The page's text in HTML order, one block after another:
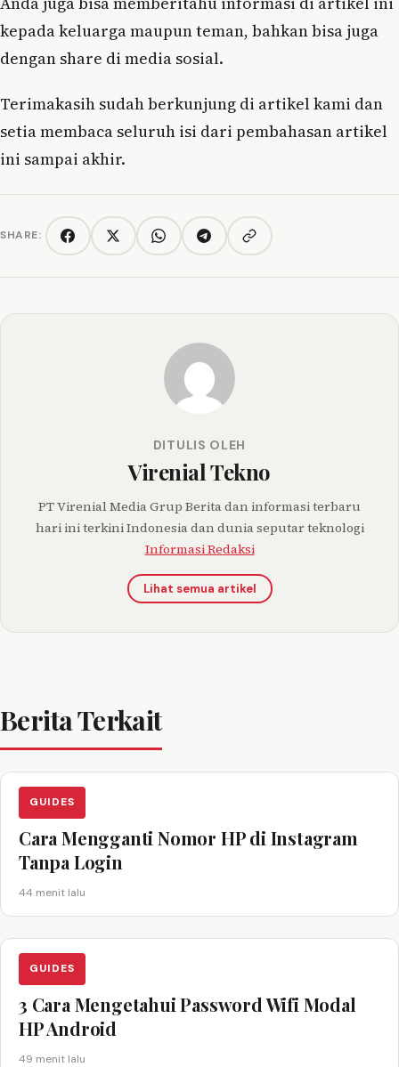
kepada keluarga maupun teman, bahkan bisa juga
dengan share di media sosial.
Terimakasih sudah berkunjung di artikel kami dan
setia membaca seluruh isi dari pembahasan artikel
ini sampai akhir.
SHARE: FacebookTwitter/XWhatsAppTelegramCopy link
DITULIS OLEH
Virenial Tekno
PT Virenial Media Grup Berita dan informasi terbaru
hari ini terkini Indonesia dan dunia seputar teknologi
Informasi Redaksi
Lihat semua artikel
Berita Terkait
GUIDES
Cara Mengganti Nomor HP di Instagram
Tanpa Login
44 menit lalu
GUIDES
3 Cara Mengetahui Password Wifi Modal
HP Android
49 menit lalu